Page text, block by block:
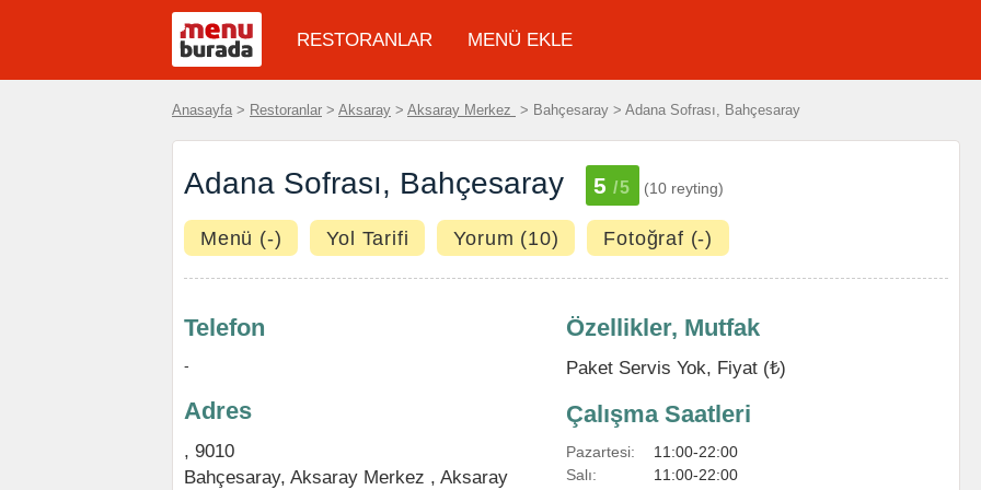
RESTORANLAR MENÜ EKLE
Anasayfa > Restoranlar > Aksaray > Aksaray Merkez > Bahçesaray > Adana Sofrası, Bahçesaray
Adana Sofrası, Bahçesaray 5 /5 (10 reyting)
Menü (-) Yol Tarifi Yorum (10) Fotoğraf (-)
Telefon
-
Adres
, 9010
Bahçesaray, Aksaray Merkez , Aksaray
Özellikler, Mutfak
Paket Servis Yok, Fiyat (₺)
Çalışma Saatleri
Pazartesi:
11:00-22:00
Salı:
11:00-22:00